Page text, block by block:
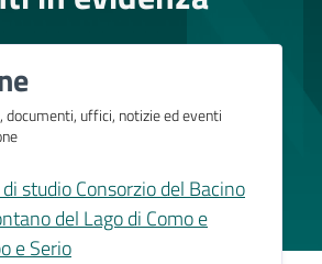
documenti, uffici, notizie ed eventi
studio Consorzio del Bacino
del Lago di Como e
e Serio